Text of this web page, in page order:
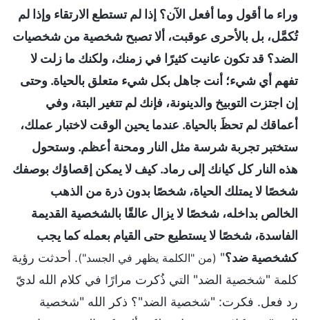
وراء ما أقول وما أفعل الآن؟ إذا لم تستطع الارتقاء وإذا لم
تُكمَّل، بل بالأحرى عوقبت، ألا تصبح شخصية من شخصيات
الضد؟ قد تكون عانيت كثيرًا في زمنك، ولكنك ما زلت لا
تفهم أي شيء؛ أنت جاهل بكل شيء متعلق بالحياة. وحتى
إن اجتزت التوبيخ والدينونة، فإنك لم تتغير البتة، وفي
أعماقك لم تحظَ بالحياة. عندما يحين الوقت لاختبار عملك،
ستختبر تجربة شرسة مثل النار ومحنة أعظم. وستحول
هذه النار كل كيانك إلى رماد. كيف لا يمكن إقصاؤك بوصفك
شخصًا لا يمتلك الحياة، شخصًا بدون ذرة من الذهب
الخالص بداخله، شخصًا لا يزال عالقًا بالشخصية القديمة
الفاسدة، شخصًا لا يستطيع حتى القيام بعمله كما يجب
كشخصية ضد؟" (من "الكلمة يظهر في الجسد"). أحدثت رؤية
كلمة "شخصية الضد" التي ذُكرت مرارًا في كلام الله لديّ
رد فعل. فكرت: "شخصية الضد"؟ ذكر الله "شخصية